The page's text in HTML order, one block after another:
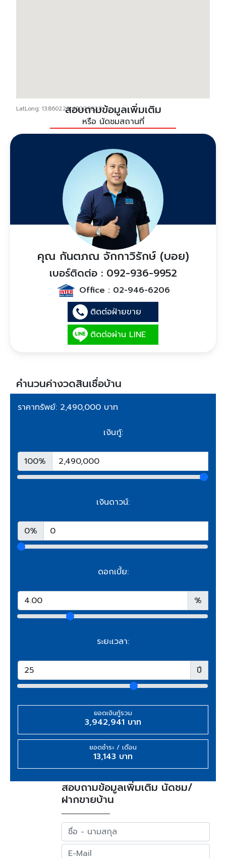
LatLong: 13.860223, 100.29828สอบถามข้อมูลเพิ่มเติม
หรือ นัดชมสถานที่
คุณ กันตภณ จักกาวิรักษ์ (บอย)
เบอร์ติดต่อ : 092-936-9952
Office : 02-946-6206
ติดต่อฝ่ายขาย
ติดต่อผ่าน LINE
คำนวนค่างวดสินเชื่อบ้าน
ราคาทรัพย์: 2,490,000 บาท
เงินกู้:
100%
เงินดาวน์:
0%
ดอกเบี้ย:
%
ระยะเวลา:
ปี
ยอดเงินกู้รวม
3,942,941 บาท
ยอดชำระ / เดือน
13,143 บาท
สอบถามข้อมูลเพิ่มเติม นัดชม/
ฝากขายบ้าน